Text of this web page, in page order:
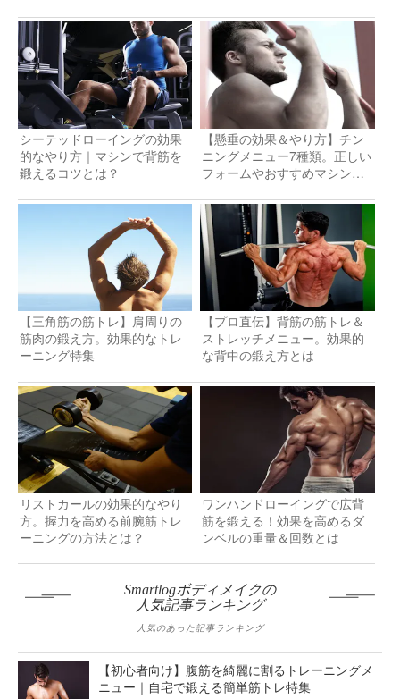
シーテッドローイングの効果
的なやり方｜マシンで背筋を
鍛えるコツとは？
【懸垂の効果＆やり方】チン
ニングメニュー7種類。正しい
フォームやおすすめマシンも
【三角筋の筋トレ】肩周りの
筋肉の鍛え方。効果的なトレ
ーニング特集
【プロ直伝】背筋の筋トレ＆
ストレッチメニュー。効果的
な背中の鍛え方とは
リストカールの効果的なやり
方。握力を高める前腕筋トレ
ーニングの方法とは？
ワンハンドローイングで広背
筋を鍛える！効果を高めるダ
ンベルの重量＆回数とは
Smartlogボディメイクの
人気記事ランキング
人気のあった記事ランキング
【初心者向け】腹筋を綺麗に割るトレーニングメ
ニュー｜自宅で鍛える簡単筋トレ特集